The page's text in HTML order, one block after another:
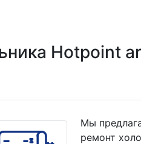
Hotpoint
Мы
ремонт